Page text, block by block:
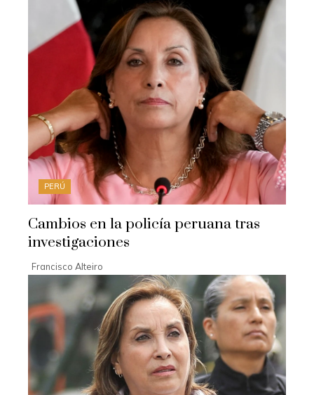
PERÚ
Cambios en la policía peruana tras
investigaciones
Francisco Alteiro